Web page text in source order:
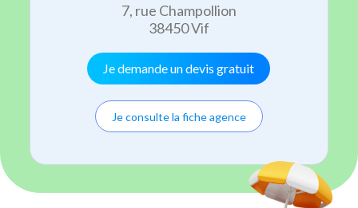
7, rue Champollion
38450 Vif
Je demande un devis gratuit
Je consulte la fiche agence